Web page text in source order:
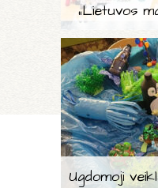
„Lietuvos
Ugdomoji